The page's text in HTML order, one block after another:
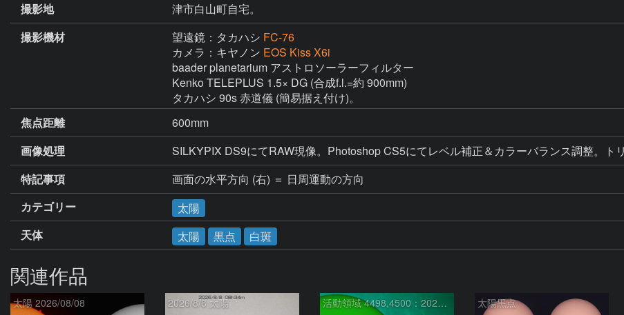
撮影地
津市白山町自宅。
撮影機材
望遠鏡：タカハシ FC-76
カメラ：キヤノン EOS Kiss X6i
baader planetarium アストロソーラーフィルター
Kenko TELEPLUS 1.5× DG (合成f.l.=約 900mm)
タカハシ 90s 赤道儀 (簡易据え付け)。
焦点距離
600mm
画像処理
SILKYPIX DS9にてRAW現像。Photoshop CS5にてレベル補正＆カラーバランス調整。ト
特記事項
画面の水平方向 (右) ＝ 日周運動の方向
カテゴリー
太陽
天体
太陽 黒点 白斑
関連作品
太陽 2026/08/08 2026/8/8 太陽 活動領域 4498,4500：2026/08/08 太陽黒点